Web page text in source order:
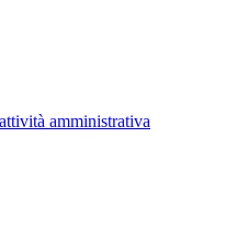
amministrativa